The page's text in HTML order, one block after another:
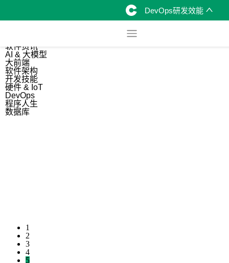
DevOps研发效能
软件资讯
AI & 大模型
大前端
软件架构
开发技能
硬件 & IoT
DevOps
程序人生
数据库
1
2
3
4
5